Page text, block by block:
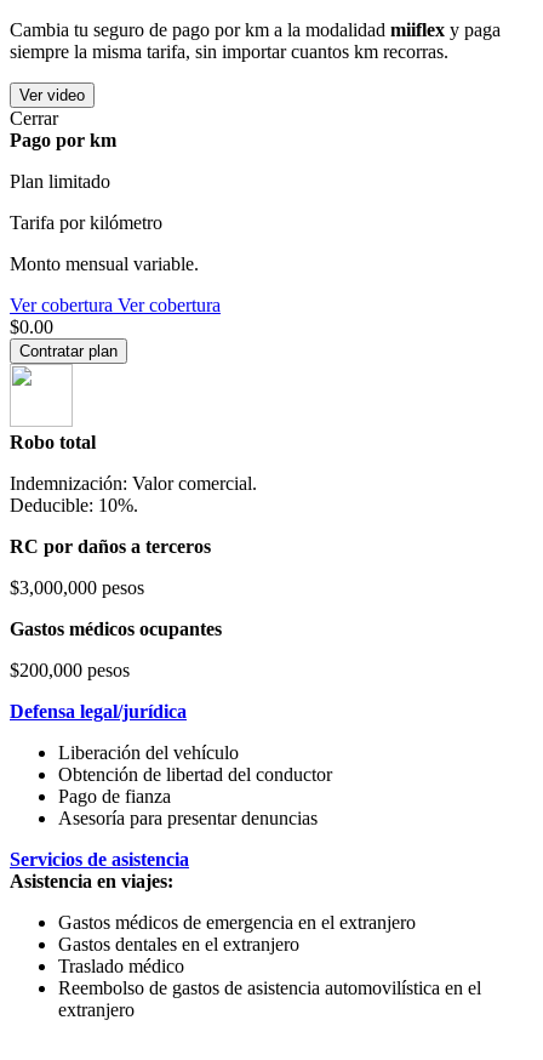
Cambia tu seguro de pago por km a la modalidad miiflex y paga
siempre la misma tarifa, sin importar cuantos km recorras.
Ver video
Cerrar
Pago por km
Plan limitado
Tarifa por kilómetro
Monto mensual variable.
Ver cobertura Ver cobertura
$0.00
Contratar plan
Robo total
Indemnización: Valor comercial.
Deducible: 10%.
RC por daños a terceros
$3,000,000 pesos
Gastos médicos ocupantes
$200,000 pesos
Defensa legal/jurídica
Liberación del vehículo
Obtención de libertad del conductor
Pago de fianza
Asesoría para presentar denuncias
Servicios de asistencia
Asistencia en viajes:
Gastos médicos de emergencia en el extranjero
Gastos dentales en el extranjero
Traslado médico
Reembolso de gastos de asistencia automovilística en el
extranjero